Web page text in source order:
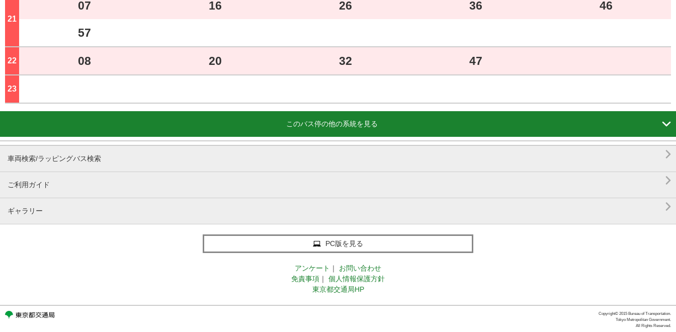
21
07 16 26 36 46
57
22 08 20 32 47
23
このバス停の他の系統を見る 
車両検索/ラッピングバス検索 
ご利用ガイド 
ギャラリー 
PC版を見る
アンケート ｜
お問い合わせ
免責事項 ｜
個人情報保護方針
東京都交通局HP
Copyright© 2015 Bureau of Transportation.
Tokyo Metropolitan Government.
All Rights Reserved.